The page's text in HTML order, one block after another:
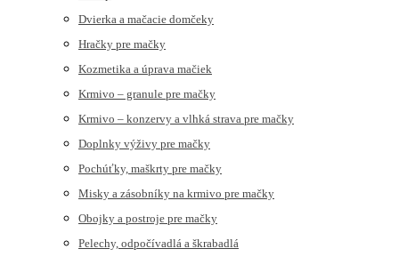
Dvierka a mačacie domčeky
Hračky pre mačky
Kozmetika a úprava mačiek
Krmivo – granule pre mačky
Krmivo – konzervy a vlhká strava pre mačky
Doplnky výživy pre mačky
Pochúťky, maškrty pre mačky
Misky a zásobníky na krmivo pre mačky
Obojky a postroje pre mačky
Pelechy, odpočívadlá a škrabadlá